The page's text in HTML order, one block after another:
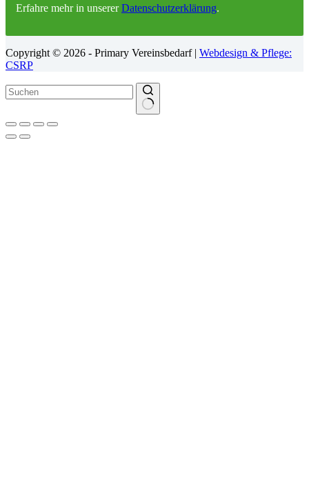
Erfahre mehr in unsererDatenschutzerklärung.
Copyright © 2026 - Primary Vereinsbedarf | Webdesign & Pflege:
CSRP
Keine
Ergebnisse